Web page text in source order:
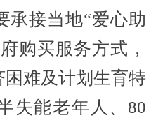
承接当地“爱心助
购买服务方式，
难及计划生育特
失能老年人、80